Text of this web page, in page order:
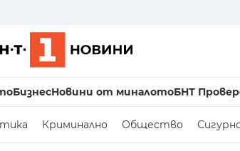
БизнесНовини от миналотоБНТ
Криминално Общество